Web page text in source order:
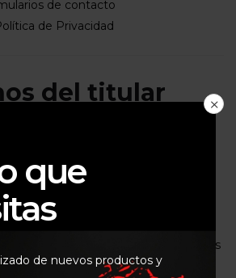
de contacto
de Privacidad
del titular
colombiana, el titular tiene
y rectificar sus datos personales
de la autorización otorgada
el uso de sus datos
y/o solicitar la supresión de los
procedente
que
de nuevos productos y